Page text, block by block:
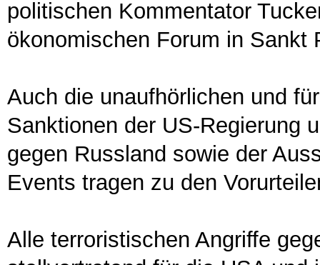
politischen Kommentator
ökonomischen Forum in Sankt
Auch die unaufhörlichen und
Sanktionen der US-Regierung
gegen Russland sowie der
Events tragen zu den
Alle terroristischen Angriffe